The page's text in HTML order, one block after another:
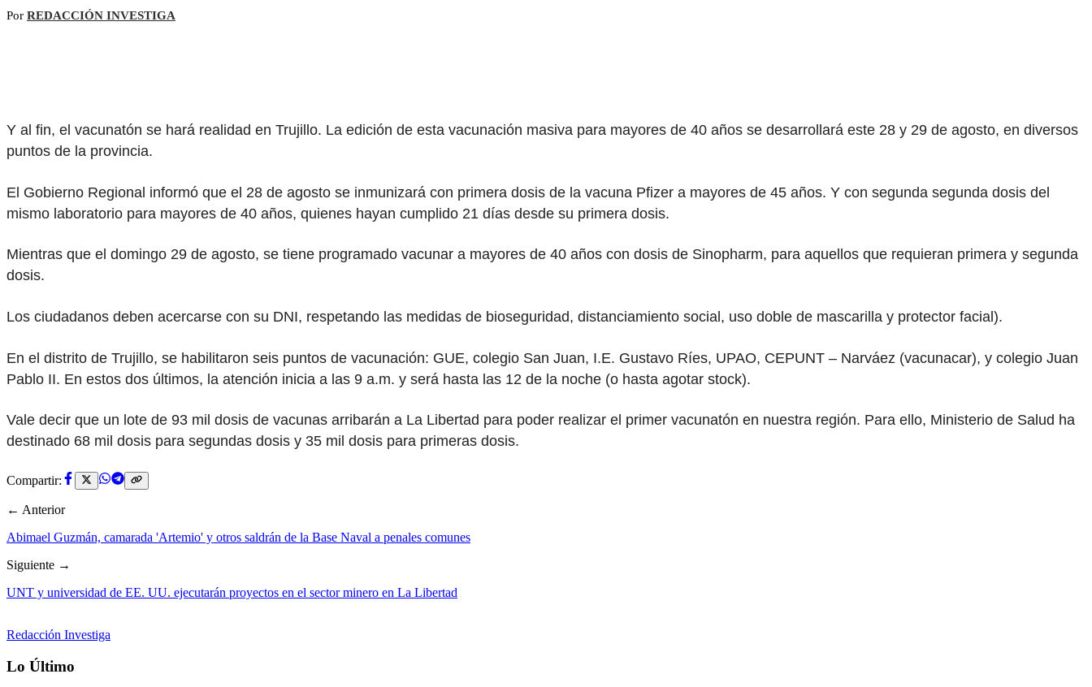
Por REDACCIÓN INVESTIGA
Y al fin, el vacunatón se hará realidad en Trujillo. La edición de esta vacunación masiva para mayores de 40 años se desarrollará este 28 y 29 de agosto, en diversos
puntos de la provincia.
El Gobierno Regional informó que el 28 de agosto se inmunizará con primera dosis de la vacuna Pfizer a mayores de 45 años. Y con segunda segunda dosis del
mismo laboratorio para mayores de 40 años, quienes hayan cumplido 21 días desde su primera dosis.
Mientras que el domingo 29 de agosto, se tiene programado vacunar a mayores de 40 años con dosis de Sinopharm, para aquellos que requieran primera y segunda
dosis.
Los ciudadanos deben acercarse con su DNI, respetando las medidas de bioseguridad, distanciamiento social, uso doble de mascarilla y protector facial).
En el distrito de Trujillo, se habilitaron seis puntos de vacunación: GUE, colegio San Juan, I.E. Gustavo Ríes, UPAO, CEPUNT – Narváez (vacunacar), y colegio Juan
Pablo II. En estos dos últimos, la atención inicia a las 9 a.m. y será hasta las 12 de la noche (o hasta agotar stock).
Vale decir que un lote de 93 mil dosis de vacunas arribarán a La Libertad para poder realizar el primer vacunatón en nuestra región. Para ello, Ministerio de Salud ha
destinado 68 mil dosis para segundas dosis y 35 mil dosis para primeras dosis.
Compartir:
← Anterior
Abimael Guzmán, camarada 'Artemio' y otros saldrán de la Base Naval a penales comunes
Siguiente →
UNT y universidad de EE. UU. ejecutarán proyectos en el sector minero en La Libertad
Redacción Investiga
Lo Último